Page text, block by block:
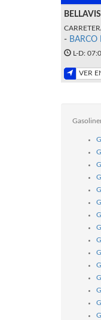
- BARCO
L-D:
VER